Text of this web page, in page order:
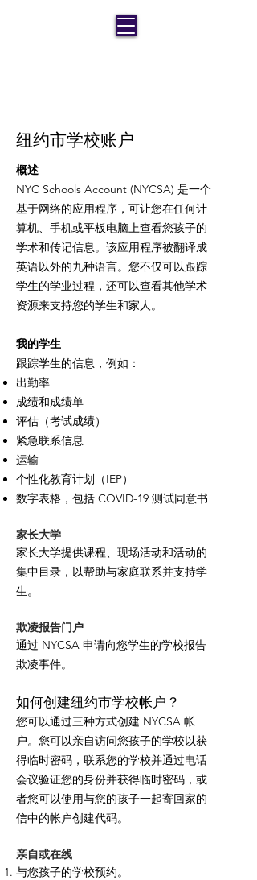
纽约市学校账户
概述
NYC Schools Account (NYCSA) 是一个
基于网络的应用程序，可让您在任何计
算机、手机或平板电脑上查看您孩子的
学术和传记信息。该应用程序被翻译成
英语以外的九种语言。您不仅可以跟踪
学生的学业过程，还可以查看其他学术
资源来支持您的学生和家人。
我的学生
跟踪学生的信息，例如：
出勤率
成绩和成绩单
评估（考试成绩）
紧急联系信息
运输
个性化教育计划（IEP）
数字表格，包括 COVID-19 测试同意书
家长大学
家长大学提供课程、现场活动和活动的
集中目录，以帮助与家庭联系并支持学
生。
欺凌报告门户
通过 NYCSA 申请向您学生的学校报告
欺凌事件。
如何创建纽约市学校帐户？
您可以通过三种方式创建 NYCSA 帐
户。您可以亲自访问您孩子的学校以获
得临时密码，联系您的学校并通过电话
会议验证您的身份并获得临时密码，或
者您可以使用与您的孩子一起寄回家的
信中的帐户创建代码。
亲自或在线
与您孩子的学校预约。